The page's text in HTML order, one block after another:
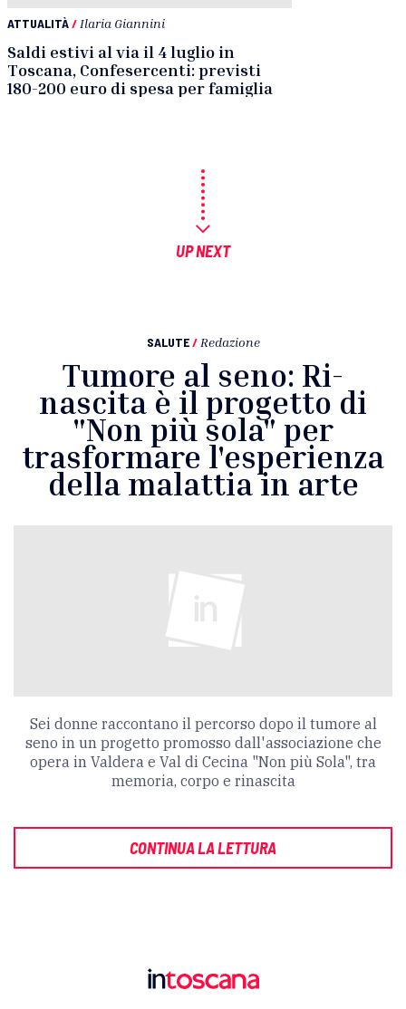
ATTUALITÀ/ Ilaria Giannini
Saldi estivi al via il 4 luglio in
Toscana, Confesercenti: previsti
180-200 euro di spesa per famiglia
UP NEXT
SALUTE / Redazione
Tumore al seno: Ri-
nascita è il progetto di
"Non più sola" per
trasformare l'esperienza
della malattia in arte
Sei donne raccontano il percorso dopo il tumore al
seno in un progetto promosso dall'associazione che
opera in Valdera e Val di Cecina "Non più Sola", tra
memoria, corpo e rinascita
CONTINUA LA LETTURA